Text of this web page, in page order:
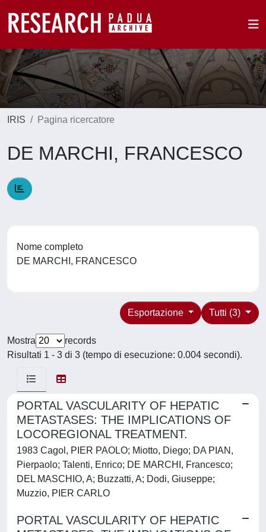
IRIS Pagina ricercatore
DE MARCHI, FRANCESCO
Nome completo
DE MARCHI, FRANCESCO
Tutti (3)
Esportazione
Mostra
records
Risultati 1 - 3 di 3 (tempo di esecuzione: 0.004 secondi).
PORTAL VASCULARITY OF HEPATIC
METASTASES: THE IMPLICATIONS OF
LOCOREGIONAL TREATMENT.
1983 Cagol, PIER PAOLO; Miotto, Diego; DA PIAN,
Pierpaolo; Talenti, Enrico; DE MARCHI, Francesco;
DEL MASCHIO, A; Buzzatti, A; Dodi, Giuseppe;
Muzzio, PIER CARLO
PORTAL VASCULARITY OF HEPATIC